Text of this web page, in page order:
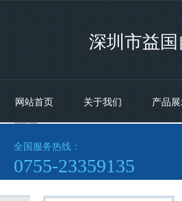
深圳市益
网站首页 关于我们 产品

全国服务热线：
0755-23359135